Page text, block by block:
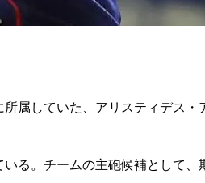
属していた、アリスティデス
る。チームの主砲候補として、